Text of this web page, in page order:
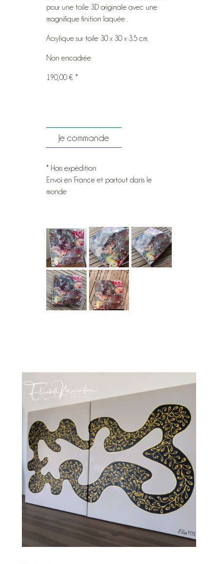
pour une toile 3D originale avec une
magnifique finition laquée .
Acrylique sur toile 30 x 30 x 3.5 cm.
Non encadrée
190,00 € *
Je commande
* Hors expédition
Envoi en France et partout dans le
monde